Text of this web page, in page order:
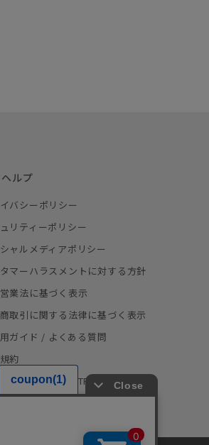
ルプ
バシーポリシー
リティーポリシー
ャルメディアポリシー
マーハラスメントに対する方針
業法に基づく表示
取引に関する法律に基づく表示
ガイド / よくある質問
約
報の取り扱い（TRUSTe）